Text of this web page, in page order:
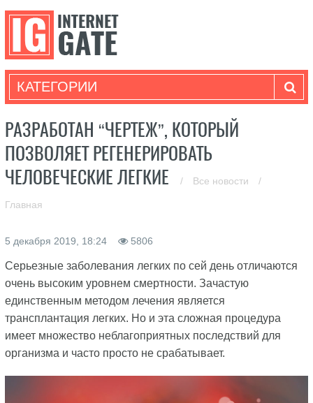
КАТЕГОРИИ
РАЗРАБОТАН “ЧЕРТЕЖ”, КОТОРЫЙ
ПОЗВОЛЯЕТ РЕГЕНЕРИРОВАТЬ
ЧЕЛОВЕЧЕСКИЕ ЛЕГКИЕ
/ Все новости /
Главная
5 декабря 2019, 18:24 5806
Серьезные заболевания легких по сей день отличаются
очень высоким уровнем смертности. Зачастую
единственным методом лечения является
трансплантация легких. Но и эта сложная процедура
имеет множество неблагоприятных последствий для
организма и часто просто не срабатывает.